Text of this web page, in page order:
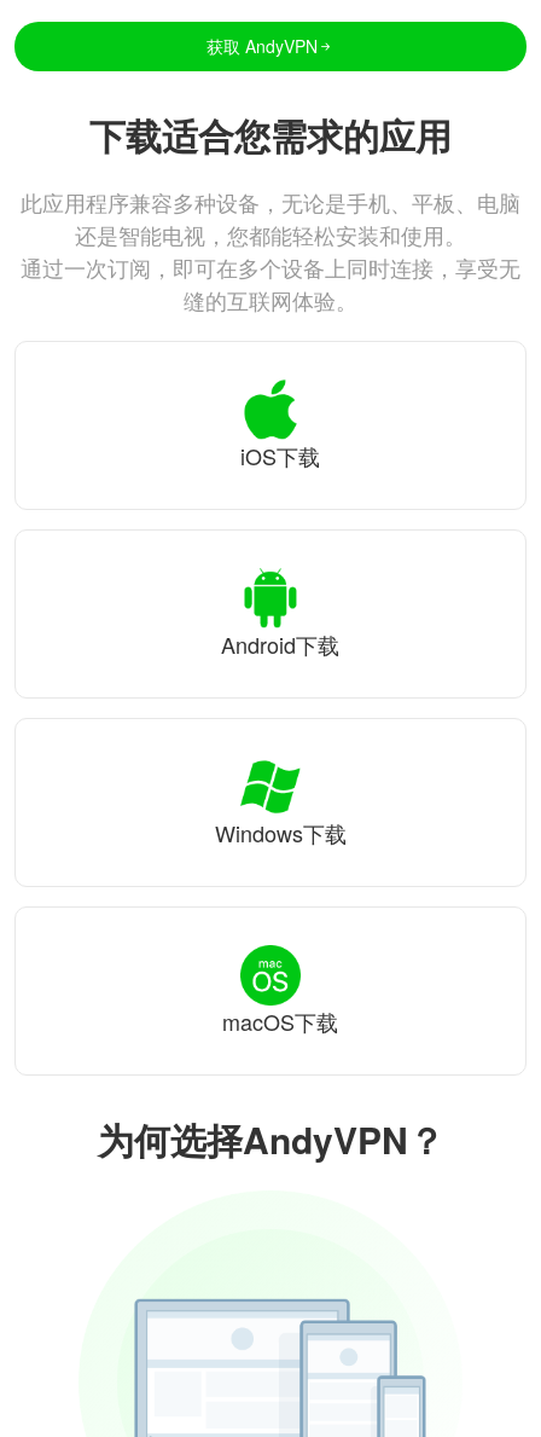
获取 AndyVPN
为何选择AndyVPN？
下载适合您需求的应用
此应用程序兼容多种设备，无论是手机、平板、电脑
还是智能电视，您都能轻松安装和使用。
通过一次订阅，即可在多个设备上同时连接，享受无
缝的互联网体验。
iOS下载
Android下载
Windows下载
macOS下载